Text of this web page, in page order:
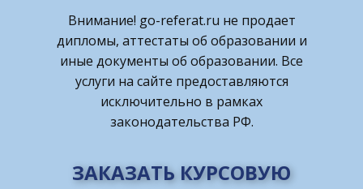
Внимание! ​go-referat.ru не продает
дипломы, аттестаты об образовании и
иные документы об образовании. Все
услуги на сайте предоставляются
исключительно в рамках
законодательства РФ.
ЗАКАЗАТЬ КУРСОВУЮ